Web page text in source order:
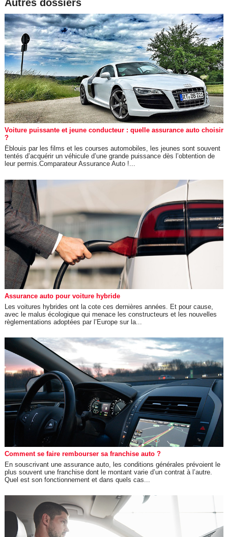
Autres dossiers
Voiture puissante et jeune conducteur : quelle assurance auto choisir
?
Éblouis par les films et les courses automobiles, les jeunes sont souvent
tentés d’acquérir un véhicule d’une grande puissance dès l’obtention de
leur permis.Comparateur Assurance Auto !...
Assurance auto pour voiture hybride
Les voitures hybrides ont la cote ces dernières années. Et pour cause,
avec le malus écologique qui menace les constructeurs et les nouvelles
règlementations adoptées par l’Europe sur la...
Comment se faire rembourser sa franchise auto ?
En souscrivant une assurance auto, les conditions générales prévoient le
plus souvent une franchise dont le montant varie d’un contrat à l’autre.
Quel est son fonctionnement et dans quels cas...